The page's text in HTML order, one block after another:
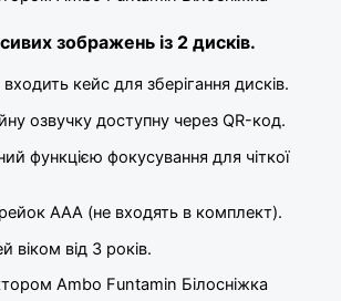
зображень із 2 дисків.
кейс для зберігання дисків.
озвучку доступну через QR-код.
функцією фокусування для чіткої
ААА (не входять в комплект).
віком від 3 років.
Ambo Funtamin Білосніжка